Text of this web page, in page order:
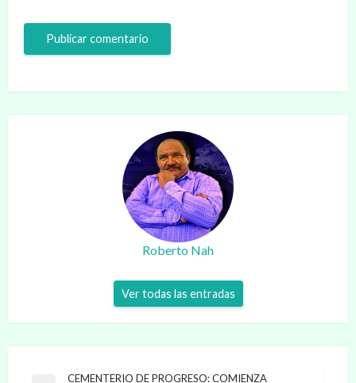
Roberto Nah
Ver todas las entradas
CEMENTERIO DE PROGRESO: COMIENZA